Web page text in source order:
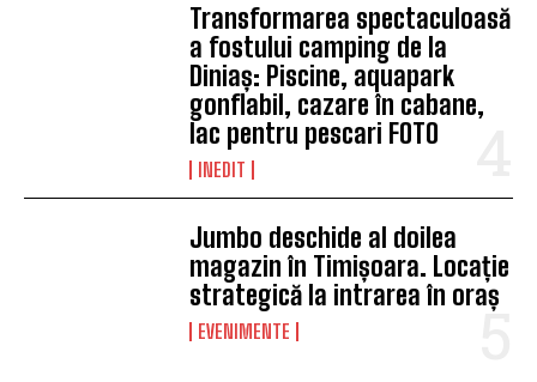
Transformarea spectaculoasă
a fostului camping de la
Diniaș: Piscine, aquapark
gonflabil, cazare în cabane,
lac pentru pescari FOTO
INEDIT
Jumbo deschide al doilea
magazin în Timișoara. Locație
strategică la intrarea în oraș
EVENIMENTE